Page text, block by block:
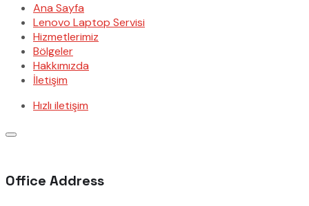
Ana Sayfa
Lenovo Laptop Servisi
Hizmetlerimiz
Bölgeler
Hakkımızda
İletişim
Hızlı iletişim
Office Address